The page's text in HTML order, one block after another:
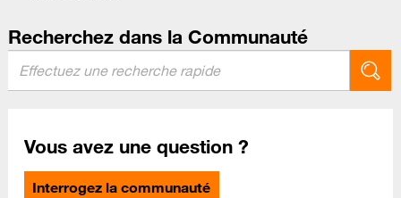
Recherchez dans la Communauté
Vous avez une question ?
Interrogez la communauté